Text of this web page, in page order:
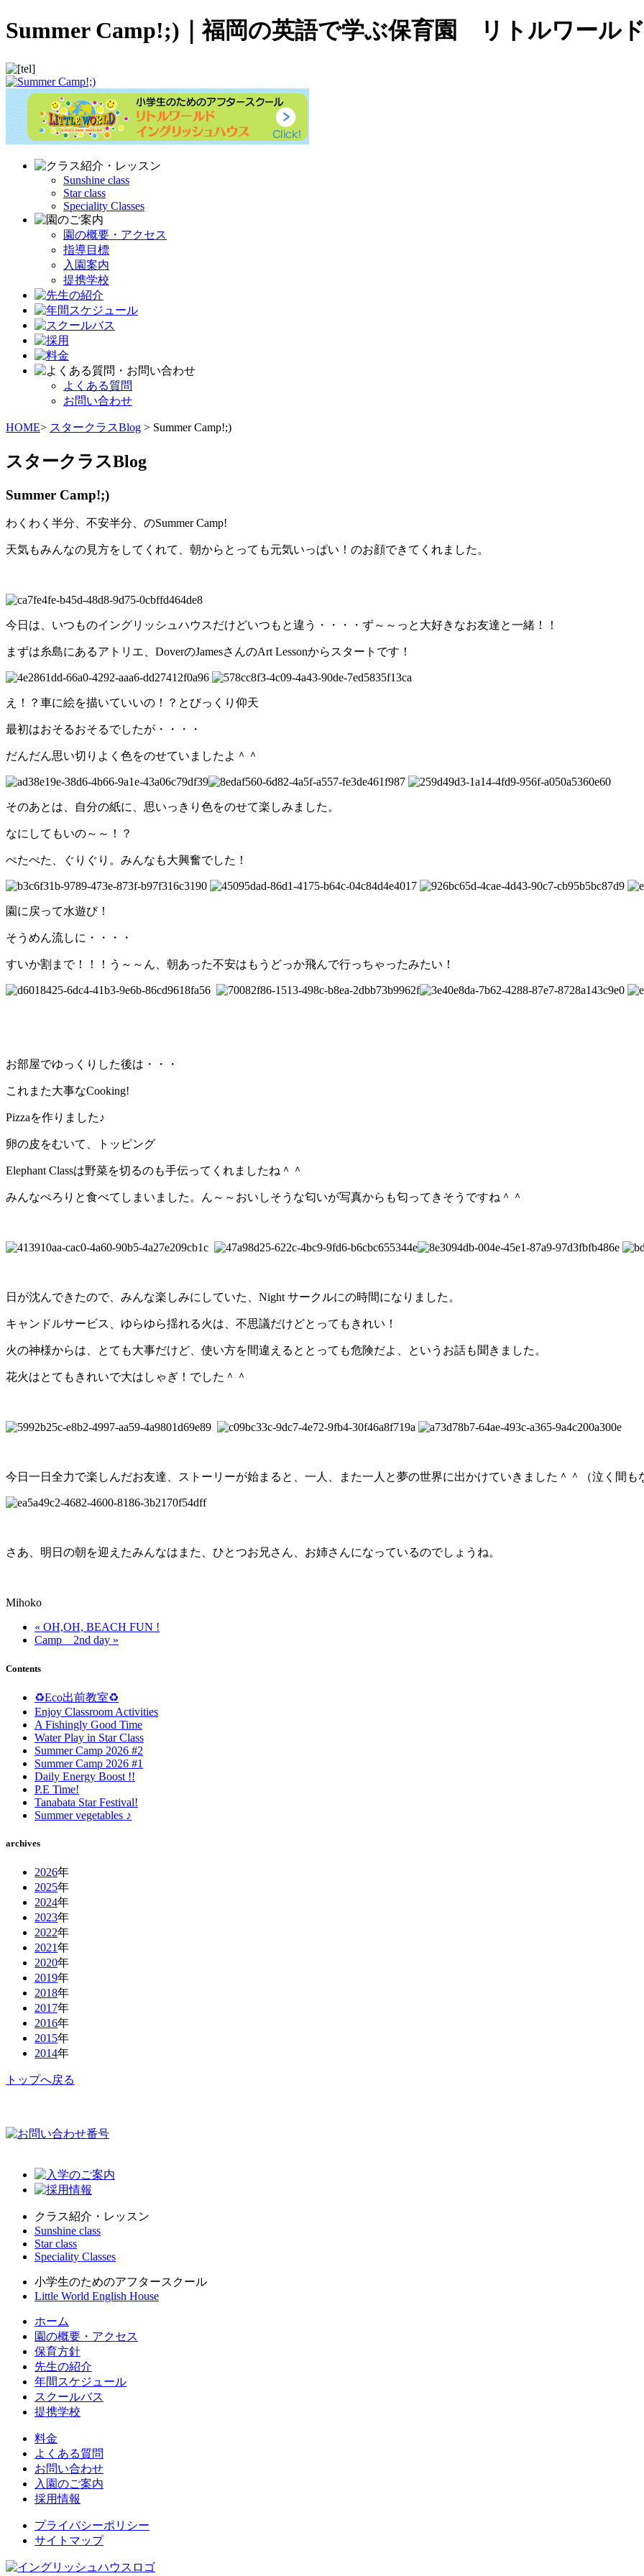
Summer Camp!;)｜福岡の英語で学ぶ保育園 リトルワール
Sunshine class
Star class
Speciality Classes
園の概要・アクセス
指導目標
入園案内
提携学校
よくある質問
お問い合わせ
HOME> スタークラスBlog > Summer Camp!;)
スタークラスBlog
Summer Camp!;)
わくわく半分、不安半分、のSummer Camp!
天気もみんなの見方をしてくれて、朝からとっても元気いっぱい！のお顔できてくれました。
今日は、いつものイングリッシュハウスだけどいつもと違う・・・・ず～～っと大好きなお友達と一緒！！
まずは糸島にあるアトリエ、DoverのJamesさんのArt Lessonからスタートです！
え！？車に絵を描いていいの！？とびっくり仰天
最初はおそるおそるでしたが・・・・
だんだん思い切りよく色をのせていましたよ＾＾
そのあとは、自分の紙に、思いっきり色をのせて楽しみました。
なにしてもいの～～！？
ぺたぺた、ぐりぐり。みんなも大興奮でした！
園に戻って水遊び！
そうめん流しに・・・・
すいか割まで！！！う～～ん、朝あった不安はもうどっか飛んで行っちゃったみたい！
お部屋でゆっくりした後は・・・
これまた大事なCooking!
Pizzaを作りました♪
卵の皮をむいて、トッピング
Elephant Classは野菜を切るのも手伝ってくれましたね＾＾
みんなぺろりと食べてしまいました。ん～～おいしそうな匂いが写真からも匂ってきそうですね＾＾
日が沈んできたので、みんな楽しみにしていた、Night サークルにの時間になりました。
キャンドルサービス、ゆらゆら揺れる火は、不思議だけどとってもきれい！
火の神様からは、とても大事だけど、使い方を間違えるととっても危険だよ、というお話も聞きました。
花火はとてもきれいで大はしゃぎ！でした＾＾
今日一日全力で楽しんだお友達、ストーリーが始まると、一人、また一人と夢の世界に出かけていきました＾＾（泣く間も
さあ、明日の朝を迎えたみんなはまた、ひとつお兄さん、お姉さんになっているのでしょうね。
Mihoko
« OH,OH, BEACH FUN !
Camp 2nd day »
Contents
♻️Eco出前教室♻️
Enjoy Classroom Activities
A Fishingly Good Time
Water Play in Star Class
Summer Camp 2026 #2
Summer Camp 2026 #1
Daily Energy Boost !!
P.E Time!
Tanabata Star Festival!
Summer vegetables ♪
archives
2026年
2025年
2024年
2023年
2022年
2021年
2020年
2019年
2018年
2017年
2016年
2015年
2014年
トップへ戻る
クラス紹介・レッスン
Sunshine class
Star class
Speciality Classes
小学生のためのアフタースクール
Little World English House
ホーム
園の概要・アクセス
保育方針
先生の紹介
年間スケジュール
スクールバス
提携学校
料金
よくある質問
お問い合わせ
入園のご案内
採用情報
プライバシーポリシー
サイトマップ